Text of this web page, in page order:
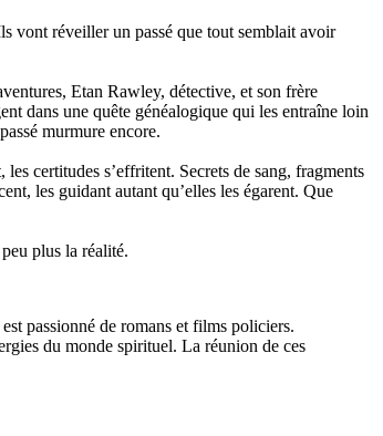
vont réveiller un passé que tout semblait avoir
Etan Rawley, détective, et son frère
dans une quête généalogique qui les entraîne loin
murmure encore.
certitudes s’effritent. Secrets de sang, fragments
les guidant autant qu’elles les égarent. Que
plus la réalité.
passionné de romans et films policiers.
du monde spirituel. La réunion de ces